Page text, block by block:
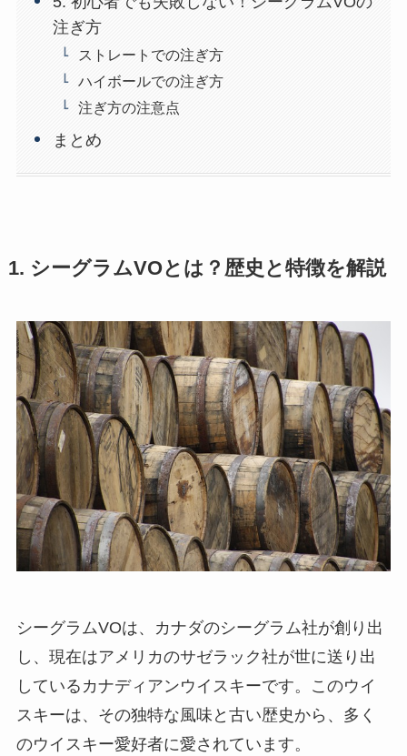
注ぎ方
ストレートでの注ぎ方
ハイボールでの注ぎ方
注ぎ方の注意点
まとめ
1. シーグラムVOとは？歴史と特徴を解説
シーグラムVOは、カナダのシーグラム社が創り出
し、現在はアメリカのサゼラック社が世に送り出
しているカナディアンウイスキーです。このウイ
スキーは、その独特な風味と古い歴史から、多く
のウイスキー愛好者に愛されています。